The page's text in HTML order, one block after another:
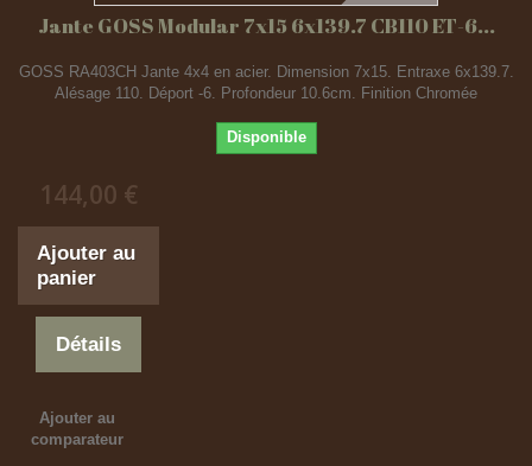
Jante GOSS Modular 7x15 6x139.7 CB110 ET-6...
GOSS RA403CH Jante 4x4 en acier. Dimension 7x15. Entraxe 6x139.7.
Alésage 110. Déport -6. Profondeur 10.6cm. Finition Chromée
Disponible
144,00 €
Ajouter au
panier
Détails
Ajouter au
comparateur